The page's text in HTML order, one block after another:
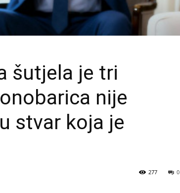
šutjela je tri
nije
stvar koja je
0
277